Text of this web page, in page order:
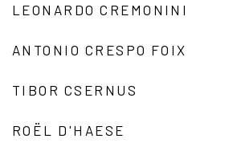
LEONARDO CREMONINI
ANTONIO CRESPO FOIX
TIBOR CSERNUS
ROËL D'HAESE